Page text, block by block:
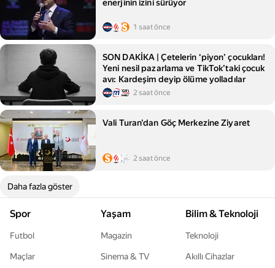
enerjinin izini sürüyor
1 saat önce
SON DAKİKA | Çetelerin ‘piyon’ çocukları!
Yeni nesil pazarlama ve TikTok’taki çocuk
avı: Kardeşim deyip ölüme yolladılar
2 saat önce
Vali Turan'dan Göç Merkezine Ziyaret
2 saat önce
Daha fazla göster
Spor
Futbol
Maçlar
Yaşam
Magazin
Sinema & TV
Bilim & Teknoloji
Teknoloji
Akıllı Cihazlar